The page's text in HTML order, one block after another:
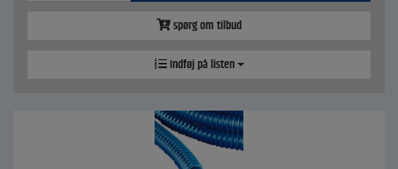
spørg om tilbud
Indføj på listen